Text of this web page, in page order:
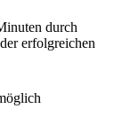
durch
erfolgreichen